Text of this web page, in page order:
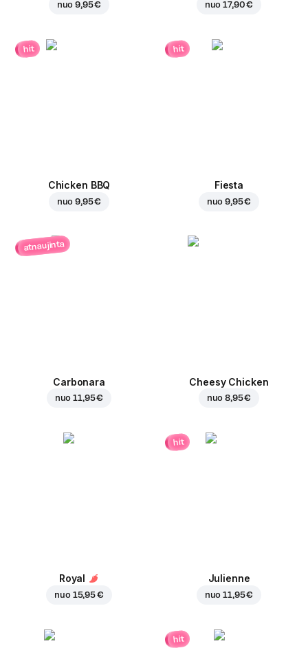
nuo9,95 € nuo17,90 €
hit
Chicken BBQ
nuo9,95 €
hit
Fiesta
nuo9,95 €
atnaujinta
Carbonara
nuo11,95 €
Cheesy Chicken
nuo8,95 €
Royal
nuo 15,95 €
hit
Julienne
nuo11,95 €
hit